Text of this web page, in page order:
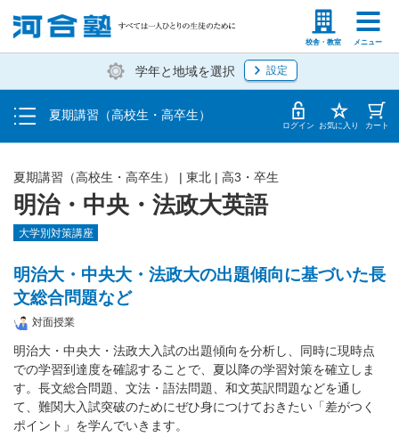
校舎・教室 メニュー
塾生の方 高等学校の先生
学年と地域を選択 設定
夏期講習（高校生・高卒生）
受講料・お申し込み方法
受講開始までの流れ
校舎・教室一覧 ログイン お気に入り カート
明治・中央・法政大英語
夏期講習（高校生・高卒生） | 東北 | 高3・卒生
大学別対策講座
明治大・中央大・法政大の出題傾向に基づいた長
文総合問題など
対面授業
明治大・中央大・法政大入試の出題傾向を分析し、同時に現時点
での学習到達度を確認することで、夏以降の学習対策を確立しま
す。長文総合問題、文法・語法問題、和文英訳問題などを通し
て、難関大入試突破のためにぜひ身につけておきたい「差がつく
ポイント」を学んでいきます。